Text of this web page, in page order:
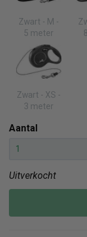
Zwart - M -
5 meter
Zwart - XS -
3 meter
Aantal
Uitverkocht